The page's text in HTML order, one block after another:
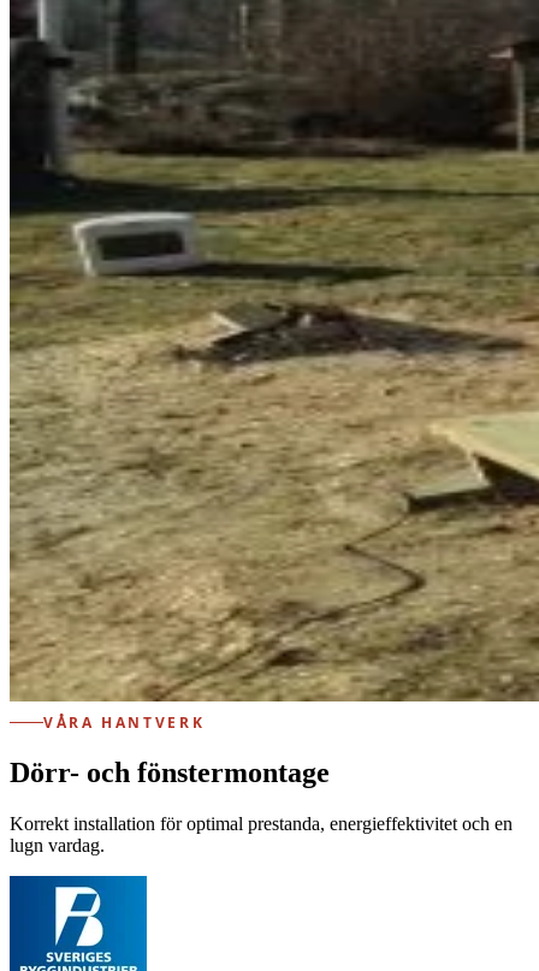
VÅRA HANTVERK
Dörr- och fönstermontage
Korrekt installation för optimal prestanda, energieffektivitet och en
lugn vardag.